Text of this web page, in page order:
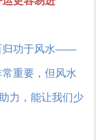
归功于风水——
重要，但风水
力，能让我们少